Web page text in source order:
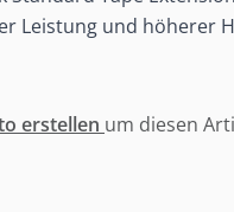
Leistung und höherer
erstellen um diesen